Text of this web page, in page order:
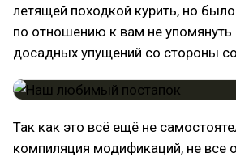
летящей походкой курить, но
по отношению к вам не упомянуть
досадных упущений со стороны
Так как это всё ещё не
компиляция модификаций, не все